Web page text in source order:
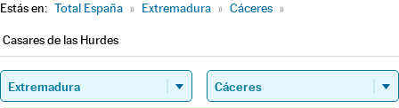
Estás en: Total España » Extremadura » Cáceres »
Casares de las Hurdes